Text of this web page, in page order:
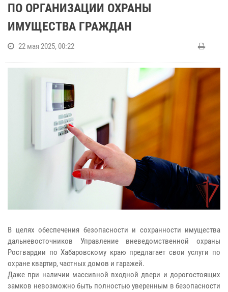
ПО ОРГАНИЗАЦИИ ОХРАНЫ
ИМУЩЕСТВА ГРАЖДАН
22 мая 2025, 00:22
В целях обеспечения безопасности и сохранности имущества
дальневосточников Управление вневедомственной охраны
Росгвардии по Хабаровскому краю предлагает свои услуги по
охране квартир, частных домов и гаражей.
Даже при наличии массивной входной двери и дорогостоящих
замков невозможно быть полностью уверенным в безопасности